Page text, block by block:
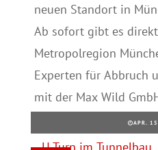
neuen Standort in
Ab sofort gibt es
Metropolregion
Experten für Abbruch
mit der Max Wild
APR.